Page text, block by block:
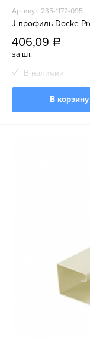
Артикул 235-1172-095
J-профиль Docke
406,09 a
за шт.
В наличии
В корзину